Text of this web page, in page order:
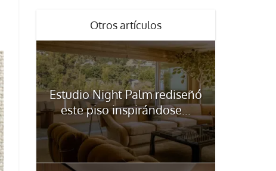
Otros artículos
Estudio Night Palm rediseñó
este piso inspirándose...